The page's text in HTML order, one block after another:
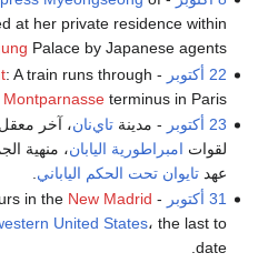
at her private residence within
Palace by Japanese agents.
22 أكتوبر
-
: A train runs through
terminus in Paris.
23 أكتوبر
- مدينةتاي‌نان، آخر معقل
لقوات امبراطورية اليابان، منهية
عهدتايوان تحت الحكم الياباني
31 أكتوبر
- A major earthquake occurs in the
New Madrid
United States، the last to
date.